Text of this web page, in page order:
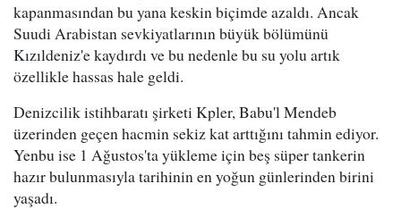
kapanmasından bu yana keskin biçimde azaldı. Ancak
Suudi Arabistan sevkiyatlarının büyük bölümünü
Kızıldeniz'e kaydırdı ve bu nedenle bu su yolu artık
özellikle hassas hale geldi.
Denizcilik istihbaratı şirketi Kpler, Babu'l Mendeb
üzerinden geçen hacmin sekiz kat arttığını tahmin ediyor.
Yenbu ise 1 Ağustos'ta yükleme için beş süper tankerin
hazır bulunmasıyla tarihinin en yoğun günlerinden birini
yaşadı.